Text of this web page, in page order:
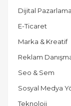
Dijital Pazarlama
E-Ticaret
Marka & Kreatif
Reklam
Seo & Sem
Sosyal Medya
Teknoloji